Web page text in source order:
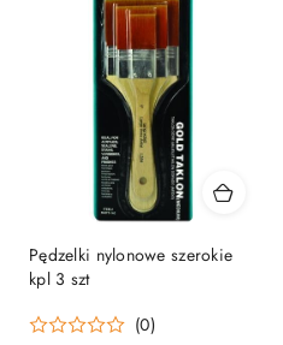
Pędzelki nylonowe szerokie
kpl 3 szt
(0)